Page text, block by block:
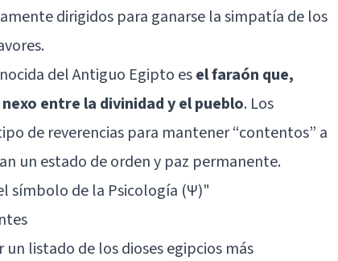
dirigidos para ganarse la simpatía de los
del Antiguo Egipto esel faraón que,
entre la divinidad y el pueblo. Los
de reverencias para mantener “contentos” a
un estado de orden y paz permanente.
símbolo de la Psicología (Ψ)"
listado de los dioses egipcios más